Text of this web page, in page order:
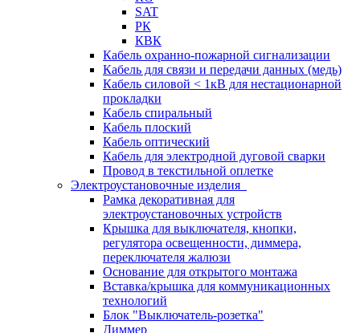
SAT
РК
КВК
Кабель охранно-пожарной сигнализации
Кабель для связи и передачи данных (медь)
Кабель силовой < 1кВ для нестационарной
прокладки
Кабель спиральный
Кабель плоский
Кабель оптический
Кабель для электродной дуговой сварки
Провод в текстильной оплетке
Электроустановочные изделия
Рамка декоративная для
электроустановочных устройств
Крышка для выключателя, кнопки,
регулятора освещенности, диммера,
переключателя жалюзи
Основание для открытого монтажа
Вставка/крышка для коммуникационных
технологий
Блок "Выключатель-розетка"
Диммер